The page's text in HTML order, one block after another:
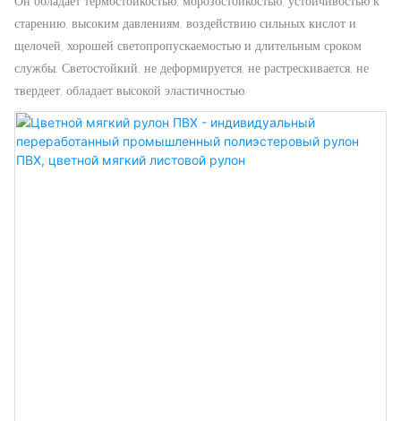
старению, высоким давлениям, воздействию сильных кислот и
щелочей, хорошей светопропускаемостью и длительным сроком
службы. Светостойкий, не деформируется, не растрескивается, не
твердеет, обладает высокой эластичностью.